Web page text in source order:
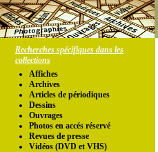
Recherches spécifiques dans les
collections
Affiches
Archives
Articles de périodiques
Dessins
Ouvrages
Photos en accés réservé
Revues de presse
Vidéos (DVD et VHS)